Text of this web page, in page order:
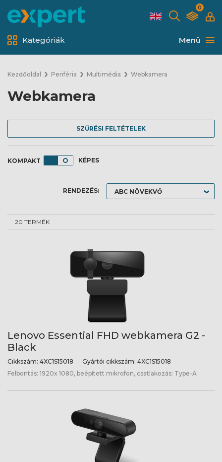
0
Menü
Kategóriák
Kezdőoldal Periféria Multimédia Webkamera
Webkamera
SZŰRÉSI FELTÉTELEK
KÉPES
RENDEZÉS:
20 TERMÉK
Lenovo Essential FHD webkamera G2 -
Black
Cikkszám: 4XC1S15018 Gyártói cikkszám: 4XC1S15018
Felbontás: 1920x 1080, beépített mikrofon, csatlakozás: Type-A